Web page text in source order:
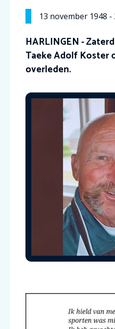
13 november 1948 -
HARLINGEN -
Taeke Adolf Koster
overleden.